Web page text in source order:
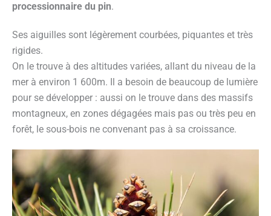
processionnaire du pin.
Ses aiguilles sont légèrement courbées, piquantes et très
rigides.
On le trouve à des altitudes variées, allant du niveau de la
mer à environ 1 600m. Il a besoin de beaucoup de lumière
pour se développer : aussi on le trouve dans des massifs
montagneux, en zones dégagées mais pas ou très peu en
forêt, le sous-bois ne convenant pas à sa croissance.